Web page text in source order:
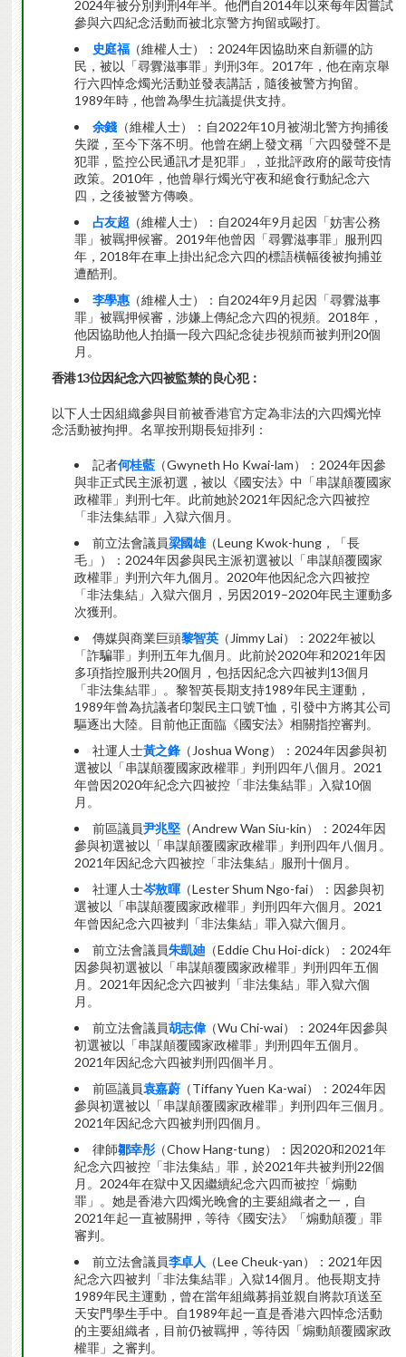
2024年被分別判刑4年半。他們自2014年以來每年因嘗試
參與六四紀念活動而被北京警方拘留或毆打。
史庭福（維權人士）：2024年因協助來自新疆的訪
民，被以「尋釁滋事罪」判刑3年。2017年，他在南京舉
行六四悼念燭光活動並發表講話，隨後被警方拘留。
1989年時，他曾為學生抗議提供支持。
余錢（維權人士）：自2022年10月被湖北警方拘捕後
失蹤，至今下落不明。他曾在網上發文稱「六四發聲不是
犯罪，監控公民通訊才是犯罪」，並批評政府的嚴苛疫情
政策。2010年，他曾舉行燭光守夜和絕食行動紀念六
四，之後被警方傳喚。
占友超 （維權人士）：自2024年9月起因「妨害公務
罪」被羈押候審。2019年他曾因「尋釁滋事罪」服刑四
年，2018年在車上掛出紀念六四的標語橫幅後被拘捕並
遭酷刑。
李學惠（維權人士）：自2024年9月起因「尋釁滋事
罪」被羈押候審，涉嫌上傳紀念六四的視頻。2018年，
他因協助他人拍攝一段六四紀念徒步視頻而被判刑20個
月。
香港13位因紀念六四被監禁的良心犯：
以下人士因組織參與目前被香港官方定為非法的六四燭光悼
念活動被拘押。名單按刑期長短排列：
記者何桂藍（Gwyneth Ho Kwai-lam）：2024年因參
與非正式民主派初選，被以《國安法》中「串謀顛覆國家
政權罪」判刑七年。此前她於2021年因紀念六四被控
「非法集結罪」入獄六個月。
前立法會議員梁國雄（Leung Kwok-hung，「長
毛」）：2024年因參與民主派初選被以「串謀顛覆國家
政權罪」判刑六年九個月。2020年他因紀念六四被控
「非法集結」入獄六個月，另因2019–2020年民主運動多
次獲刑。
傳媒與商業巨頭黎智英（Jimmy Lai）：2022年被以
「詐騙罪」判刑五年九個月。此前於2020年和2021年因
多項指控服刑共20個月，包括因紀念六四被判13個月
「非法集結罪」。黎智英長期支持1989年民主運動，
1989年曾為抗議者印製民主口號T恤，引發中方將其公司
驅逐出大陸。目前他正面臨《國安法》相關指控審判。
社運人士黃之鋒（Joshua Wong）：2024年因參與初
選被以「串謀顛覆國家政權罪」判刑四年八個月。2021
年曾因2020年紀念六四被控「非法集結罪」入獄10個
月。
前區議員尹兆堅（Andrew Wan Siu-kin）：2024年因
參與初選被以「串謀顛覆國家政權罪」判刑四年八個月。
2021年因紀念六四被控「非法集結」服刑十個月。
社運人士岑敖暉（Lester Shum Ngo-fai）：因參與初
選被以「串謀顛覆國家政權罪」判刑四年六個月。2021
年曾因紀念六四被判「非法集結」罪入獄六個月。
前立法會議員朱凱廸 （Eddie Chu Hoi-dick）：2024年
因參與初選被以「串謀顛覆國家政權罪」判刑四年五個
月。2021年因紀念六四被判「非法集結」罪入獄六個
月。
前立法會議員胡志偉（Wu Chi-wai）：2024年因參與
初選被以「串謀顛覆國家政權罪」判刑四年五個月。
2021年因紀念六四被判刑四個半月。
前區議員袁嘉蔚（Tiffany Yuen Ka-wai）：2024年因
參與初選被以「串謀顛覆國家政權罪」判刑四年三個月。
2021年因紀念六四被判刑四個月。
律師鄒幸彤（Chow Hang-tung）：因2020和2021年
紀念六四被控「非法集結」罪，於2021年共被判刑22個
月。2024年在獄中又因繼續紀念六四而被控「煽動
罪」。她是香港六四燭光晚會的主要組織者之一，自
2021年起一直被關押，等待《國安法》「煽動顛覆」罪
審判。
前立法會議員李卓人 （Lee Cheuk-yan）：2021年因
紀念六四被判「非法集結罪」入獄14個月。他長期支持
1989年民主運動，曾在當年組織募捐並親自將款項送至
天安門學生手中。自1989年起一直是香港六四悼念活動
的主要組織者，目前仍被羈押，等待因「煽動顛覆國家政
權罪」之審判。